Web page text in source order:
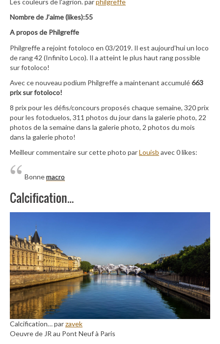
Les couleurs de l'agrion. parphilgreffe
Nombre de J’aime (likes):55
A propos de Philgreffe
Philgreffe a rejoint fotoloco en 03/2019. Il est aujourd’hui un loco
de rang 42 (Infinito Loco). Il a atteint le plus haut rang possible
sur fotoloco!
Avec ce nouveau podium Philgreffe a maintenant accumulé663
prix sur fotoloco!
8 prix pour les défis/concours proposés chaque semaine, 320 prix
pour les fotoduelos, 311 photos du jour dans la galerie photo, 22
photos de la semaine dans la galerie photo, 2 photos du mois
dans la galerie photo!
Meilleur commentaire sur cette photo parLouisb avec 0 likes:
Bonnemacro
Calcification…
Calcification… parzavek
Oeuvre de JR au Pont Neuf à Paris